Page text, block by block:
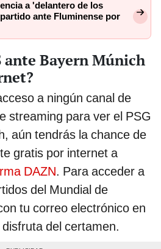
a 'delantero de los
ante Fluminense por
ante Bayern Múnich
a ningún canal de
streaming para ver el PSG
aún tendrás la chance de
gratis por internet a
DAZN. Para acceder a
del Mundial de
tu correo electrónico en
del certamen.